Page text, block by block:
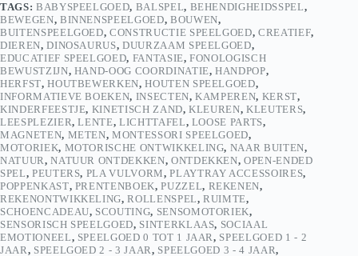
TAGS: BABYSPEELGOED, BALSPEL, BEHENDIGHEIDSSPEL,
BEWEGEN, BINNENSPEELGOED, BOUWEN,
BUITENSPEELGOED,CONSTRUCTIE SPEELGOED,CREATIEF,
DIEREN,DINOSAURUS,DUURZAAM SPEELGOED,
EDUCATIEF SPEELGOED, FANTASIE,FONOLOGISCH
BEWUSTZIJN, HAND-OOG COORDINATIE,HANDPOP,
HERFST,HOUTBEWERKEN,HOUTEN SPEELGOED,
INFORMATIEVE BOEKEN, INSECTEN,KAMPEREN, KERST,
KINDERFEESTJE, KINETISCH ZAND,KLEUREN,KLEUTERS,
LEESPLEZIER,LENTE,LICHTTAFEL, LOOSE PARTS,
MAGNETEN, METEN,MONTESSORI SPEELGOED,
MOTORIEK, MOTORISCHE ONTWIKKELING, NAAR BUITEN,
NATUUR,NATUUR ONTDEKKEN, ONTDEKKEN,OPEN-ENDED
SPEL, PEUTERS, PLA VULVORM,PLAYTRAY ACCESSOIRES,
POPPENKAST, PRENTENBOEK,PUZZEL, REKENEN,
REKENONTWIKKELING,ROLLENSPEL,RUIMTE,
SCHOENCADEAU, SCOUTING, SENSOMOTORIEK,
SENSORISCH SPEELGOED, SINTERKLAAS, SOCIAAL
EMOTIONEEL, SPEELGOED 0 TOT 1 JAAR, SPEELGOED 1 - 2
JAAR, SPEELGOED 2 - 3 JAAR, SPEELGOED 3 - 4 JAAR,